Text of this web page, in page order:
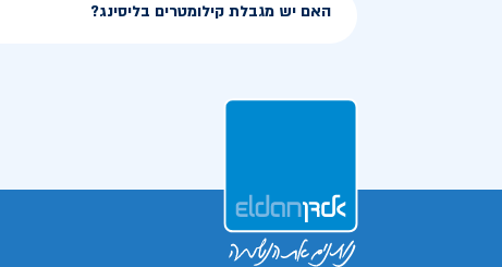
האם יש מגבלת קילומטרים בליסינג?